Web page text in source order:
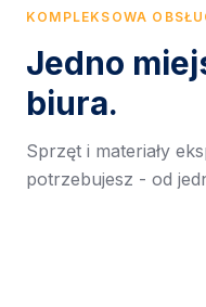
KOMPLEKSOWA
Jedno
biura.
Sprzęt i materiały
potrzebujesz - od